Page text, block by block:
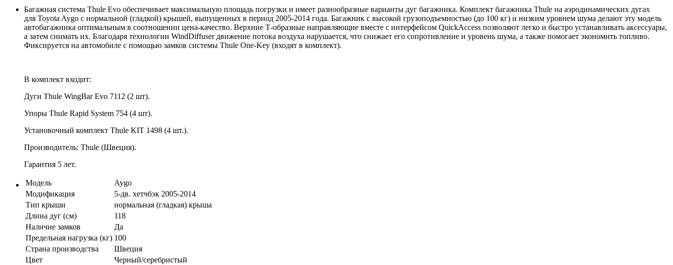
Багажная система Thule Evo обеспечивает максимальную площадь погрузки и имеет разнообразные варианты дуг багажника. Комплект багажника Thule на аэродинамических дугах
для Toyota Aygo с нормальной (гладкой) крышей, выпущенных в период 2005-2014 года. Багажник с высокой грузоподъемностью (до 100 кг) и низким уровнем шума делают эту модель
автобагажника оптимальным в соотношении цена-качество. Верхние Т-образные направляющие вместе с интерфейсом QuickAccess позволяют легко и быстро устанавливать аксессуары,
а затем снимать их. Благодаря технологии WindDiffuser движение потока воздуха нарушается, что снижает его сопротивление и уровень шума, а также помогает экономить топливо.
Фиксируется на автомобиле с помощью замков системы Thule One-Key (входят в комплект).
В комплект входит:
Дуги Thule WingBar Evo 7112 (2 шт).
Упоры Thule Rapid System 754 (4 шт).
Установочный комплект Thule KIT 1498 (4 шт.).
Производитель: Thule (Швеция).
Гарантия 5 лет.
Модель
Aygo
Модификация
5-дв. хетчбэк 2005-2014
Тип крыши
нормальная (гладкая) крыша
Длина дуг (см)
118
Наличие замков
Да
Предельная нагрузка (кг) 100
Страна производства
Швеция
Цвет
Черный/серебристый